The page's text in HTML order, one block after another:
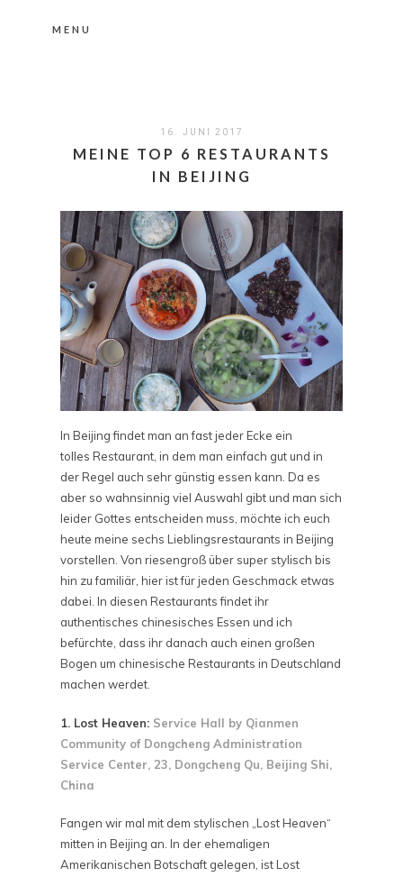
MENU
16. JUNI 2017
MEINE TOP 6 RESTAURANTS
IN BEIJING
In Beijing findet man an fast jeder Ecke ein
tolles Restaurant, in dem man einfach gut und in
der Regel auch sehr günstig essen kann. Da es
aber so wahnsinnig viel Auswahl gibt und man sich
leider Gottes entscheiden muss, möchte ich euch
heute meine sechs Lieblingsrestaurants in Beijing
vorstellen. Von riesengroß über super stylisch bis
hin zu familiär, hier ist für jeden Geschmack etwas
dabei. In diesen Restaurants findet ihr
authentisches chinesisches Essen und ich
befürchte, dass ihr danach auch einen großen
Bogen um chinesische Restaurants in Deutschland
machen werdet.
1. Lost Heaven: Service Hall by Qianmen
Community of Dongcheng Administration
Service Center, 23, Dongcheng Qu, Beijing Shi,
China
Fangen wir mal mit dem stylischen „Lost Heaven“
mitten in Beijing an. In der ehemaligen
Amerikanischen Botschaft gelegen, ist Lost